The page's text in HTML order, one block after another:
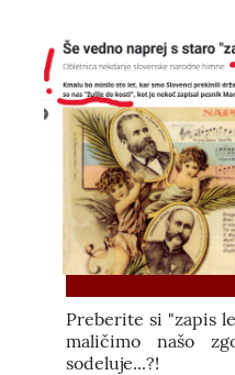
Preberite si "zapis
maličimo našo
sodeluje...?!